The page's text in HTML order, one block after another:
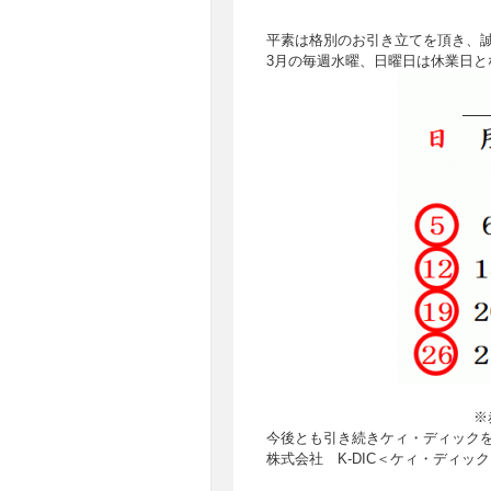
平素は格別のお引き立てを頂き、
3月の毎週水曜、日曜日は休業日
※
今後とも引き続きケィ・ディック
株式会社 K-DIC＜ケィ・ディッ